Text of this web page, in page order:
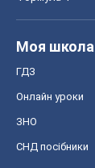
Моя школа
ГДЗ
Онлайн уроки
ЗНО
СНД посібники